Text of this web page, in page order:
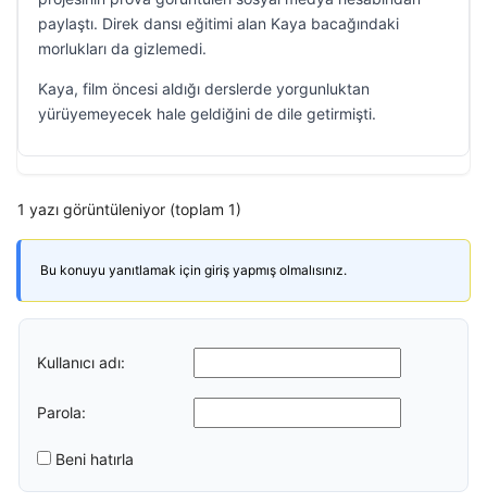
paylaştı. Direk dansı eğitimi alan Kaya bacağındaki
morlukları da gizlemedi.
Kaya, film öncesi aldığı derslerde yorgunluktan
yürüyemeyecek hale geldiğini de dile getirmişti.
1 yazı görüntüleniyor (toplam 1)
Bu konuyu yanıtlamak için giriş yapmış olmalısınız.
Kullanıcı adı:
Parola:
Beni hatırla